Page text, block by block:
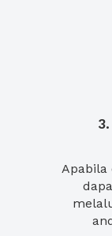
Apabila